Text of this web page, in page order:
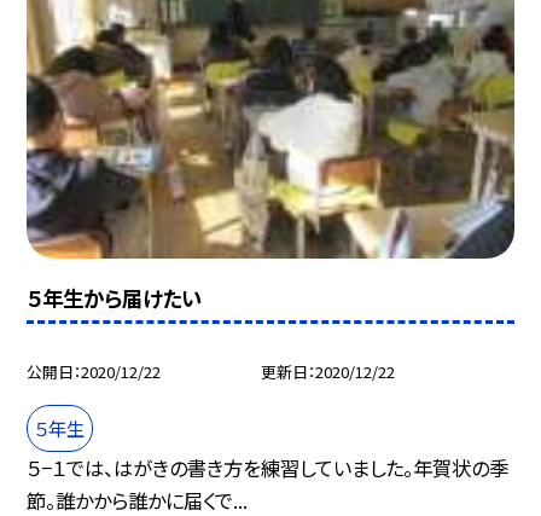
５年生から届けたい
公開日 2020/12/22 更新日 2020/12/22
５年生
５−１では、はがきの書き方を練習していました。年賀状の季
節。誰かから誰かに届くで...